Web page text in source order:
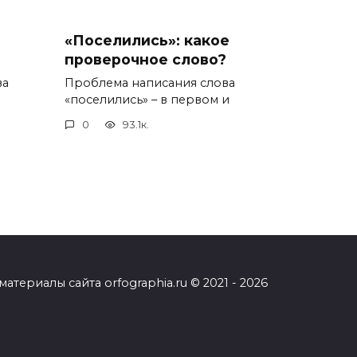
«Поселились»: какое
проверочное слово?
Проблема написания слова
«поселились» – в первом и
0 93.1к.
сайта orfographia.ru © 2021 - 2026